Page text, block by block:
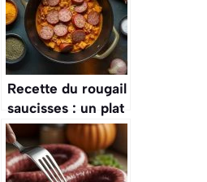
Recette du rougail
saucisses : un plat
créole
authentique